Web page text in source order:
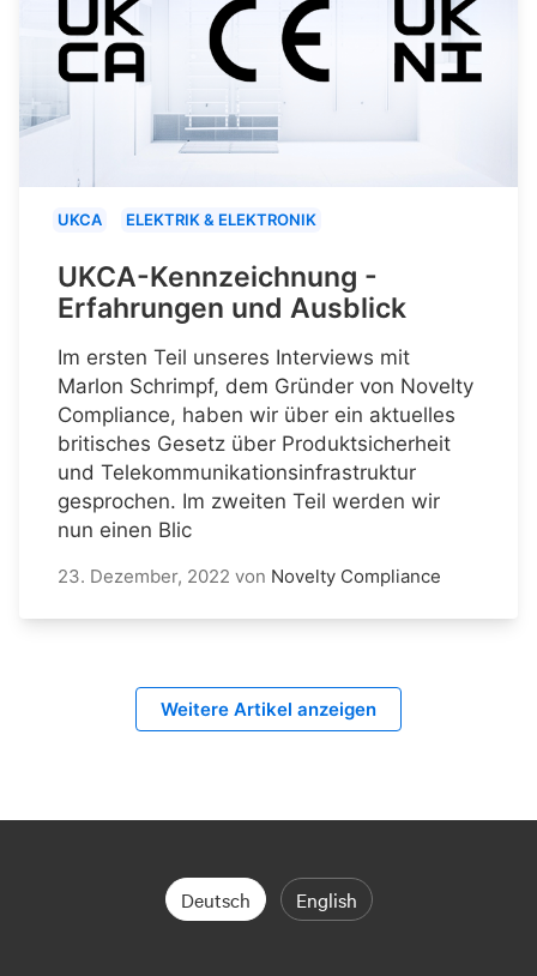
UKCA ELEKTRIK & ELEKTRONIK
UKCA-Kennzeichnung -
Erfahrungen und Ausblick
Im ersten Teil unseres Interviews mit
Marlon Schrimpf, dem Gründer von Novelty
Compliance, haben wir über ein aktuelles
britisches Gesetz über Produktsicherheit
und Telekommunikationsinfrastruktur
gesprochen. Im zweiten Teil werden wir
nun einen Blic
23. Dezember, 2022 von Novelty Compliance
Weitere Artikel anzeigen
Deutsch English